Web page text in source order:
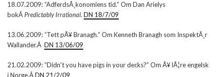
18.07.2009: “AdferdsÃ¸konomiens tid.” Om Dan Arielys
bokÂPredictably Irrational. DN 18/7/09
13.06.2009: “Tett pÃ¥ Branagh.” Om Kenneth Branagh som InspektÃ¸r
Wallander.Â DN 13/06/09
21.02.2009: “Didn’t you have pigs in your decks?” Om Ã¥ lÃ¦re engelsk
i Norge.ÂDN 21/2/09